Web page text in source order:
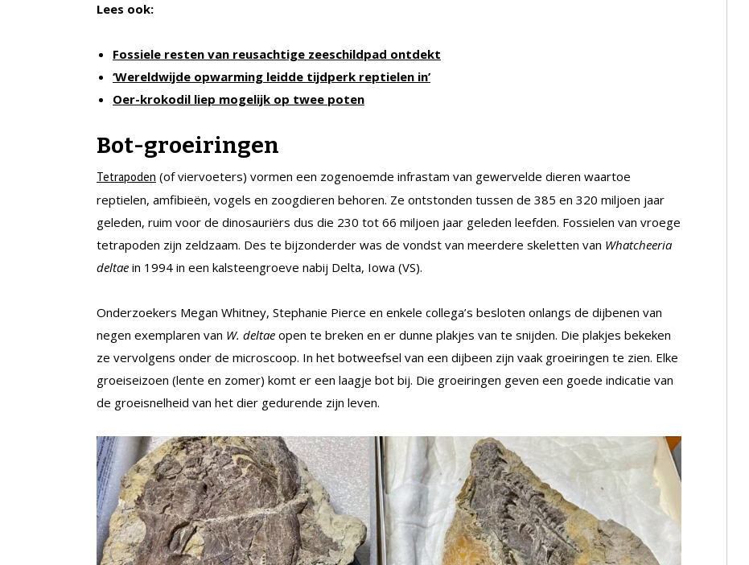
Lees ook:
Fossiele resten van reusachtige zeeschildpad ontdekt
‘Wereldwijde opwarming leidde tijdperk reptielen in’
Oer-krokodil liep mogelijk op twee poten
Bot-groeiringen
Tetrapoden (of viervoeters) vormen een zogenoemde infrastam van gewervelde dieren waartoe
reptielen, amfibieën, vogels en zoogdieren behoren. Ze ontstonden tussen de 385 en 320 miljoen jaar
geleden, ruim voor de dinosauriërs dus die 230 tot 66 miljoen jaar geleden leefden. Fossielen van vroege
tetrapoden zijn zeldzaam. Des te bijzonderder was de vondst van meerdere skeletten van Whatcheeria
deltae in 1994 in een kalsteengroeve nabij Delta, Iowa (VS).
Onderzoekers Megan Whitney, Stephanie Pierce en enkele collega’s besloten onlangs de dijbenen van
negen exemplaren van W. deltae open te breken en er dunne plakjes van te snijden. Die plakjes bekeken
ze vervolgens onder de microscoop. In het botweefsel van een dijbeen zijn vaak groeiringen te zien. Elke
groeiseizoen (lente en zomer) komt er een laagje bot bij. Die groeiringen geven een goede indicatie van
de groeisnelheid van het dier gedurende zijn leven.